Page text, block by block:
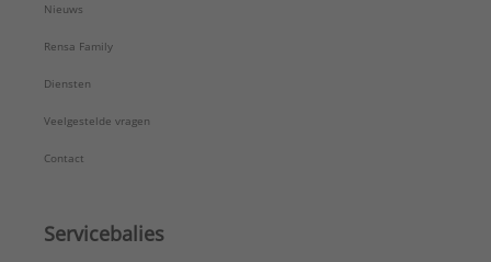
Nieuws
Rensa Family
Diensten
Veelgestelde vragen
Contact
Servicebalies